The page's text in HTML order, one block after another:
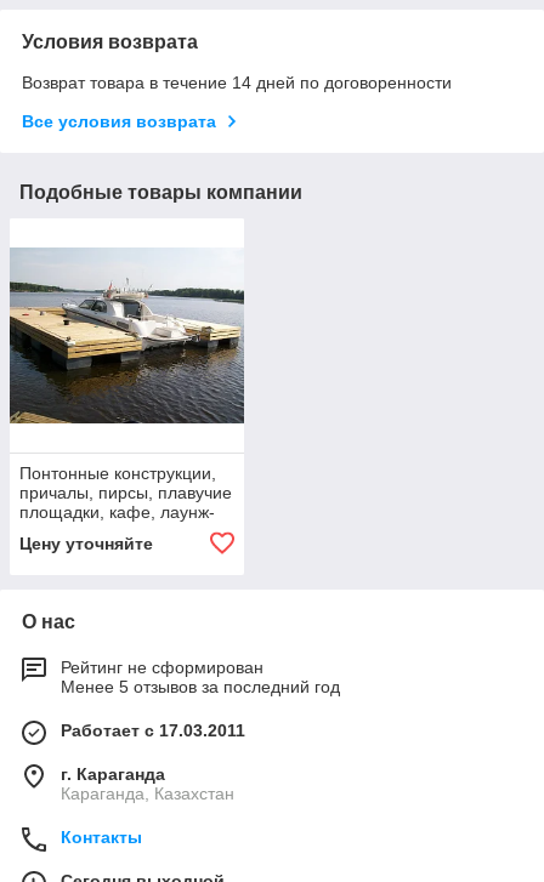
Условия возврата
Возврат товара в течение 14 дней по договоренности
Все условия возврата
Подобные товары компании
Понтонные конструкции,
причалы, пирсы, плавучие
площадки, кафе, лаунж-
плавучести
Цену уточняйте
О нас
Рейтинг не сформирован
Менее 5 отзывов за последний год
Работает с 17.03.2011
г. Караганда
Караганда, Казахстан
Контакты